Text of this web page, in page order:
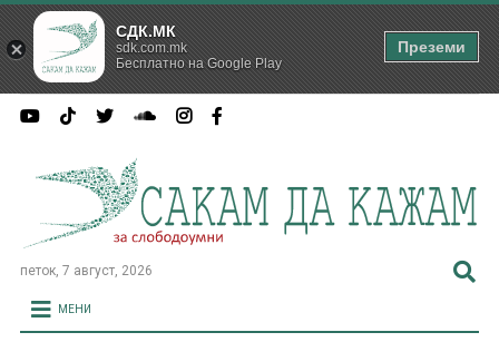
петок, 7 август, 2026
МЕНИ
СДК.МК
sdk.com.mk
Бесплатно на Google Play
Преземи